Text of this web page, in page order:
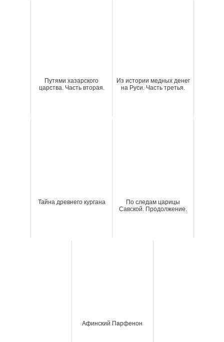
Путями хазарского
царства. Часть вторая.
Из истории медных денег
на Руси. Часть третья.
Тайна древнего кургана
По следам царицы
Савской. Продолжение.
Афинский Парфенон